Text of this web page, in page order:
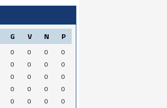
G V N P
0 0 0
0
0 0 0
0
0 0 0
0
0 0 0
0
0 0 0
0